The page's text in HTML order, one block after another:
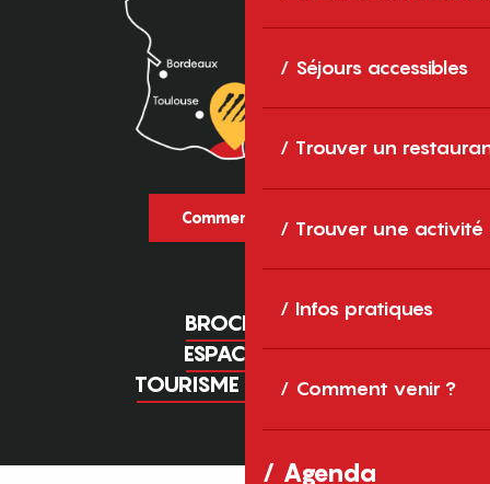
Séjours accessibles
Trouver un
Trouver une activité
Infos pratiques
Comment venir ?
Agenda
Comment venir ?
BROCHURES
ESPACE PRO
TOURISME D'AFFAIRES